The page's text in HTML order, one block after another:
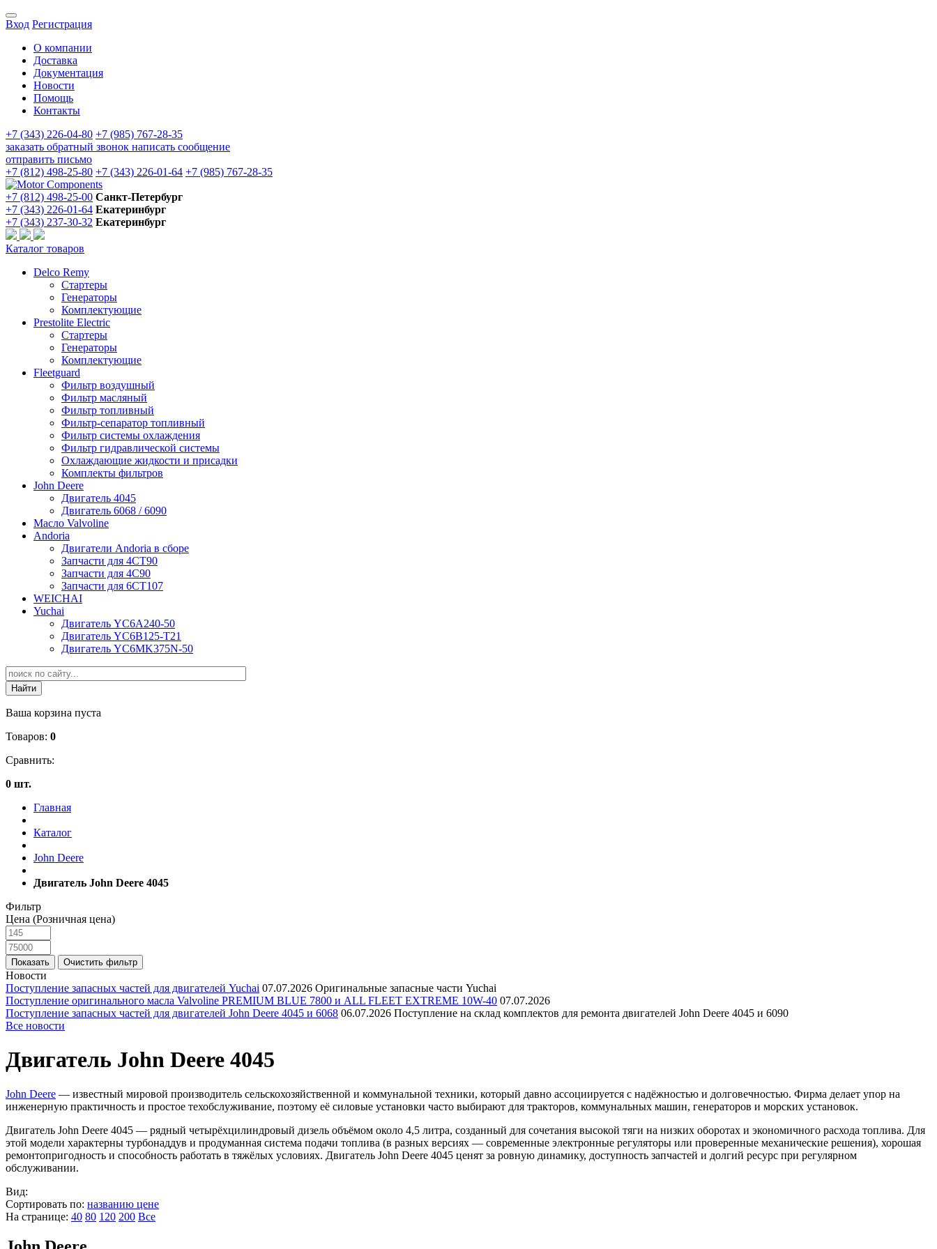
Вход Регистрация
О компании
Доставка
Документация
Новости
Помощь
Контакты
+7 (343) 226-04-80 +7 (985) 767-28-35
заказать обратный звонок написать сообщение
отправить письмо
+7 (812) 498-25-80 +7 (343) 226-01-64 +7 (985) 767-28-35
+7 (812) 498-25-00 Санкт-Петербург
+7 (343) 226-01-64 Екатеринбург
+7 (343) 237-30-32 Екатеринбург
Каталог товаров
Delco Remy
Стартеры
Генераторы
Комплектующие
Prestolite Electric
Стартеры
Генераторы
Комплектующие
Fleetguard
Фильтр воздушный
Фильтр масляный
Фильтр топливный
Фильтр-сепаратор топливный
Фильтр системы охлаждения
Фильтр гидравлической системы
Охлаждающие жидкости и присадки
Комплекты фильтров
John Deere
Двигатель 4045
Двигатель 6068 / 6090
Масло Valvoline
Andoria
Двигатели Andoria в сборе
Запчасти для 4CT90
Запчасти для 4С90
Запчасти для 6CT107
WEICHAI
Yuchai
Двигатель YC6A240-50
Двигатель YC6B125-T21
Двигатель YC6MK375N-50
Ваша корзина пуста
Товаров: 0
Сравнить:
0 шт.
Главная
Каталог
John Deere
Двигатель John Deere 4045
Фильтр
Цена (Розничная цена)
Новости
Поступление запасных частей для двигателей Yuchai 07.07.2026 Оригинальные запасные части Yuchai
Поступление оригинального масла Valvoline PREMIUM BLUE 7800 и ALL FLEET EXTREME 10W-40 07.07.2026
Поступление запасных частей для двигателей John Deere 4045 и 6068 06.07.2026 Поступление на склад комплектов для ремонта двигателей John Deere 4045 и 6090
Все новости
Двигатель John Deere 4045
John Deere — известный мировой производитель сельскохозяйственной и коммунальной техники, который давно ассоциируется с надёжностью и долговечностью. Фирма делает упор на
инженерную практичность и простое техобслуживание, поэтому её силовые установки часто выбирают для тракторов, коммунальных машин, генераторов и морских установок.
Двигатель John Deere 4045 — рядный четырёхцилиндровый дизель объёмом около 4,5 литра, созданный для сочетания высокой тяги на низких оборотах и экономичного расхода топлива. Для
этой модели характерны турбонаддув и продуманная система подачи топлива (в разных версиях — современные электронные регуляторы или проверенные механические решения), хорошая
ремонтопригодность и способность работать в тяжёлых условиях. Двигатель John Deere 4045 ценят за ровную динамику, доступность запчастей и долгий ресурс при регулярном
обслуживании.
Вид:
Сортировать по: названию цене
На странице: 40 80 120 200 Все